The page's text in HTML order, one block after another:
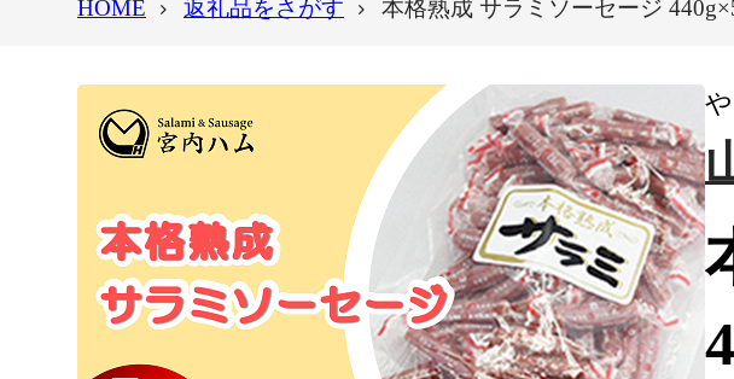
HOME 返礼品をさがす 本格熟成 サラミソーセージ